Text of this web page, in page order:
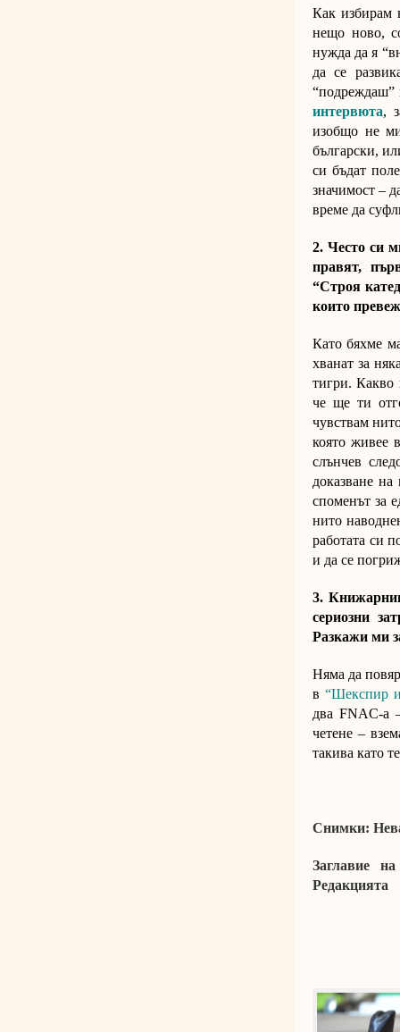
Как избирам
нещо ново,
нужда да я
да се
“подреждаш”
интервюта,
изобщо не
български,
си бъдат
значимост –
време да
2. Често си
правят,
“Строя
които
Като бяхме
хванат за
тигри. Какво
че ще ти
чувствам
която живее
слънчев
доказване
споменът за
нито
работата си
и да се
3.
сериозни
Разкажи ми
Няма да
в“Шекспир
два FNAC-а
четене –
такива като
Снимки:
Заглавие
Редакцията